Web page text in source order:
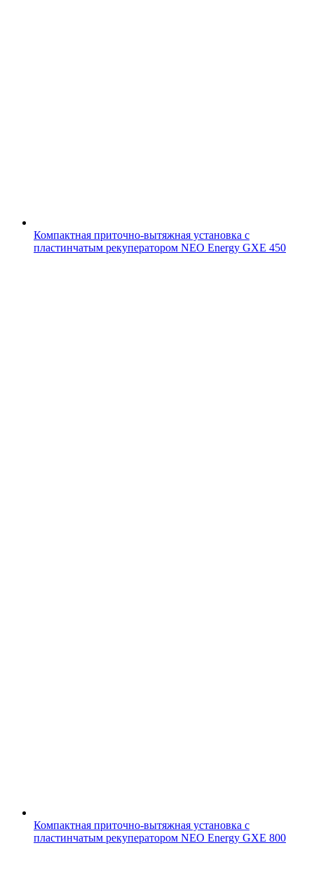
Компактная приточно-вытяжная установка с
пластинчатым рекуператором NEO Energy GXE 450
Компактная приточно-вытяжная установка с
пластинчатым рекуператором NEO Energy GXE 800